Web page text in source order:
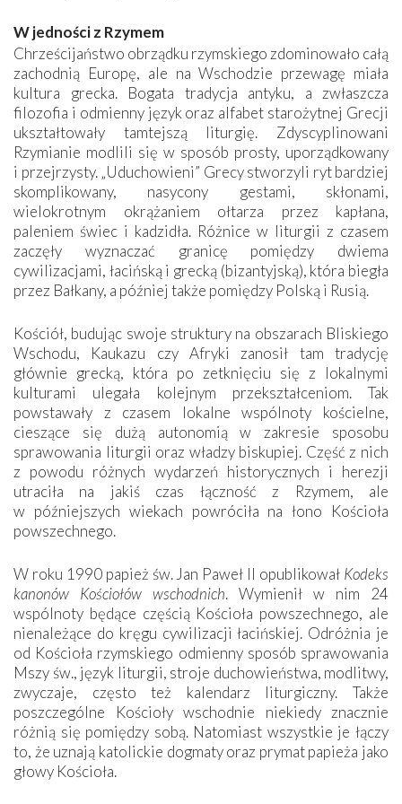
W jedności z Rzymem
Chrześcijaństwo obrządku rzymskiego zdominowało całą
zachodnią Europę, ale na Wschodzie przewagę miała
kultura grecka. Bogata tradycja antyku, a zwłaszcza
filozofia i odmienny język oraz alfabet starożytnej Grecji
ukształtowały tamtejszą liturgię. Zdyscyplinowani
Rzymianie modlili się w sposób prosty, uporządkowany
i przejrzysty. „Uduchowieni” Grecy stworzyli ryt bardziej
skomplikowany, nasycony gestami, skłonami,
wielokrotnym okrążaniem ołtarza przez kapłana,
paleniem świec i kadzidła. Różnice w liturgii z czasem
zaczęły wyznaczać granicę pomiędzy dwiema
cywilizacjami, łacińską i grecką (bizantyjską), która biegła
przez Bałkany, a później także pomiędzy Polską i Rusią.
Kościół, budując swoje struktury na obszarach Bliskiego
Wschodu, Kaukazu czy Afryki zanosił tam tradycję
głównie grecką, która po zetknięciu się z lokalnymi
kulturami ulegała kolejnym przekształceniom. Tak
powstawały z czasem lokalne wspólnoty kościelne,
cieszące się dużą autonomią w zakresie sposobu
sprawowania liturgii oraz władzy biskupiej. Część z nich
z powodu różnych wydarzeń historycznych i herezji
utraciła na jakiś czas łączność z Rzymem, ale
w późniejszych wiekach powróciła na łono Kościoła
powszechnego.
W roku 1990 papież św. Jan Paweł II opublikował Kodeks
kanonów Kościołów wschodnich. Wymienił w nim 24
wspólnoty będące częścią Kościoła powszechnego, ale
nienależące do kręgu cywilizacji łacińskiej. Odróżnia je
od Kościoła rzymskiego odmienny sposób sprawowania
Mszy św., język liturgii, stroje duchowieństwa, modlitwy,
zwyczaje, często też kalendarz liturgiczny. Także
poszczególne Kościoły wschodnie niekiedy znacznie
różnią się pomiędzy sobą. Natomiast wszystkie je łączy
to, że uznają katolickie dogmaty oraz prymat papieża jako
głowy Kościoła.